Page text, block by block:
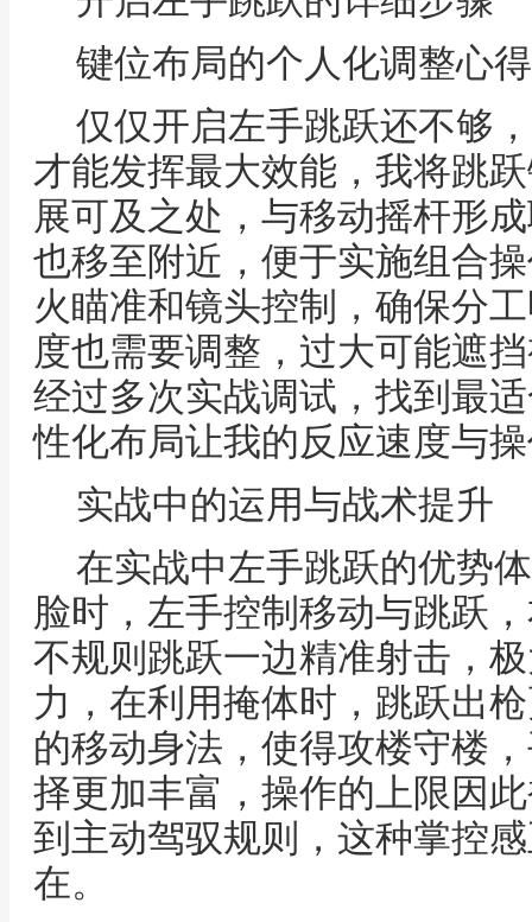
键位布局的个人化调整心得
仅仅开启左手跳跃还不够
才能发挥最大效能，我将跳
展可及之处，与移动摇杆形
也移至附近，便于实施组合
火瞄准和镜头控制，确保分
度也需要调整，过大可能遮
经过多次实战调试，找到最
性化布局让我的反应速度与
实战中的运用与战术提升
在实战中左手跳跃的优势
脸时，左手控制移动与跳跃
不规则跳跃一边精准射击，
力，在利用掩体时，跳跃出
的移动身法，使得攻楼守楼
择更加丰富，操作的上限因
到主动驾驭规则，这种掌控
在。